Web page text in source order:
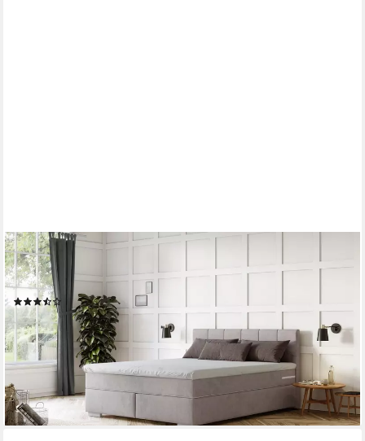
COTTA
Boxspringbett Simba erhältlich in verschiedenen Breiten, Farben
und Härtegraden, Bezugsstoff: Struktur fein
(106)
ab 679,99 € UVP1.596,00 €
-57%
lieferbar in 6 Wochen